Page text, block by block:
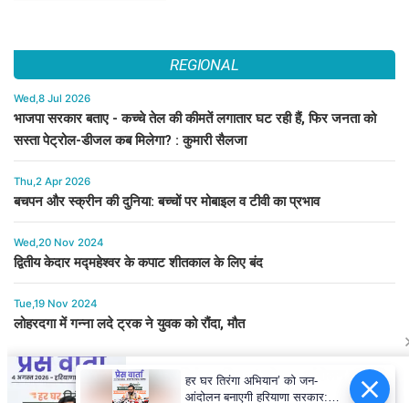
REGIONAL
Wed,8 Jul 2026
भाजपा सरकार बताए - कच्चे तेल की कीमतें लगातार घट रही हैं, फिर जनता को
सस्ता पेट्रोल-डीजल कब मिलेगा? : कुमारी सैलजा
Thu,2 Apr 2026
बचपन और स्क्रीन की दुनिया: बच्चों पर मोबाइल व टीवी का प्रभाव
Wed,20 Nov 2024
द्वितीय केदार मद्महेश्वर के कपाट शीतकाल के लिए बंद
Tue,19 Nov 2024
लोहरदगा में गन्ना लदे ट्रक ने युवक को रौंदा, मौत
हर घर तिरंगा अभियान’ को जन-
आंदोलन बनाएगी हरियाणा सरकार: